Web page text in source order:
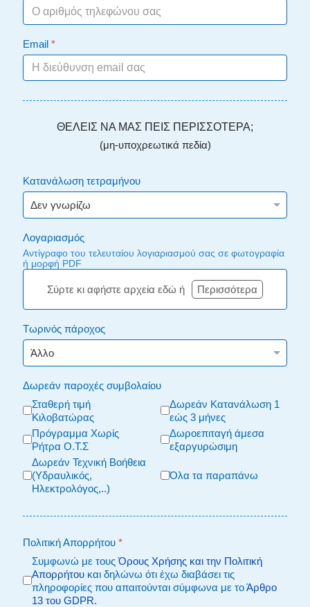
Email *
ΘΕΛΕΙΣ ΝΑ ΜΑΣ ΠΕΙΣ ΠΕΡΙΣΣΟΤΕΡΑ;
(μη-υποχρεωτικά πεδία)
Κατανάλωση τετραμήνου
Λογαριασμός
Αντίγραφο του τελευταίου λογιαριασμού σας σε φωτογραφία
ή μορφή PDF
Σύρτε κι αφήστε αρχεία εδώ ή Περισσότερα
Τωρινός πάροχος
Δωρεάν παροχές συμβολαίου
Σταθερή τιμή
Κιλοβατώρας
Δωρεάν Κατανάλωση 1
εώς 3 μήνες
Πρόγραμμα Χωρίς
Ρήτρα Ο.Τ.Σ
Δωροεπιταγή άμεσα
εξαργυρώσιμη
Δωρεάν Τεχνική Βοήθεια
(Υδραυλικός,
Ηλεκτρολόγος,..)
Όλα τα παραπάνω
Πολιτική Απορρήτου *
Συμφωνώ με τουςΌρους Χρήσης και την Πολιτική
Απορρήτου και δηλώνω ότι έχω διαβάσει τις
πληροφορίες που απαιτούνται σύμφωνα με τοΆρθρο
13 του GDPR.